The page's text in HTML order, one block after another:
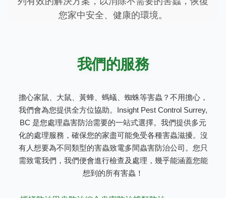
您家中安全、健康的環境。
我們的服務
擔心家鼠、大鼠、黃蜂、螞蟻、蜘蛛等害蟲？不用擔心，
我們會為您提供全方位協助。Insight Pest Control Surrey,
BC 是您處理蟲害防治需要的一站式選擇。我們提供多元
化的處理服務，確保您的家盡可能免受各種害蟲滋擾。沒
有人想要為不同類型的害蟲致電多間蟲害防治公司。您只
需致電我們，我們便會進行檢查及處理，幾乎能涵蓋您能
想到的所有害蟲！